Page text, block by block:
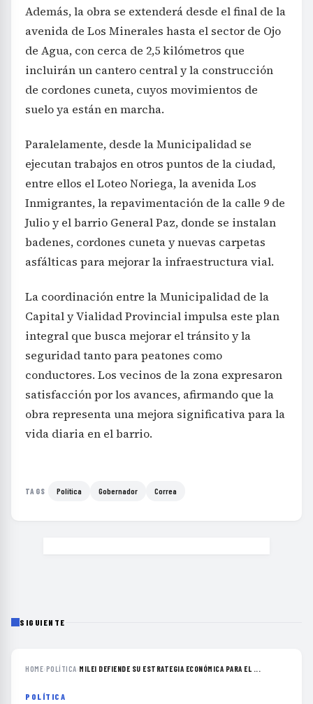
Además, la obra se extenderá desde el final de la
avenida de Los Minerales hasta el sector de Ojo
de Agua, con cerca de 2,5 kilómetros que
incluirán un cantero central y la construcción
de cordones cuneta, cuyos movimientos de
suelo ya están en marcha.
Paralelamente, desde la Municipalidad se
ejecutan trabajos en otros puntos de la ciudad,
entre ellos el Loteo Noriega, la avenida Los
Inmigrantes, la repavimentación de la calle 9 de
Julio y el barrio General Paz, donde se instalan
badenes, cordones cuneta y nuevas carpetas
asfálticas para mejorar la infraestructura vial.
La coordinación entre la Municipalidad de la
Capital y Vialidad Provincial impulsa este plan
integral que busca mejorar el tránsito y la
seguridad tanto para peatones como
conductores. Los vecinos de la zona expresaron
satisfacción por los avances, afirmando que la
obra representa una mejora significativa para la
vida diaria en el barrio.
TAGS Política Gobernador Correa
SIGUIENTE
HOME›POLÍTICA›MILEI DEFIENDE SU ESTRATEGIA ECONÓMICA PARA EL ...
POLÍTICA